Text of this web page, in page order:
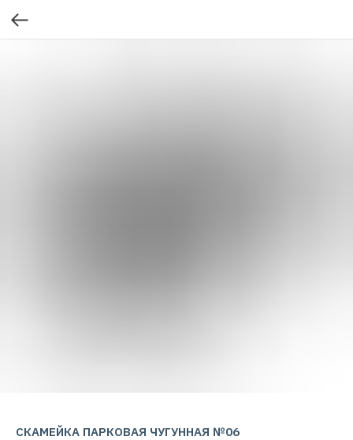
СКАМЕЙКА ПАРКОВАЯ ЧУГУННАЯ №06